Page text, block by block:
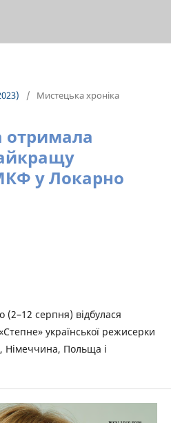
/ Мистецька хроніка
у Локарно
серпня) відбулася
української режисерки
Німеччина, Польща і